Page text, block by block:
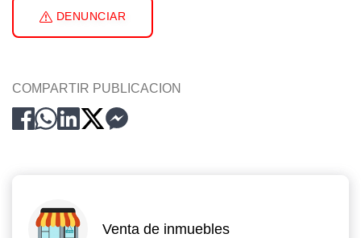
DENUNCIAR
COMPARTIR PUBLICACION
Venta de inmuebles